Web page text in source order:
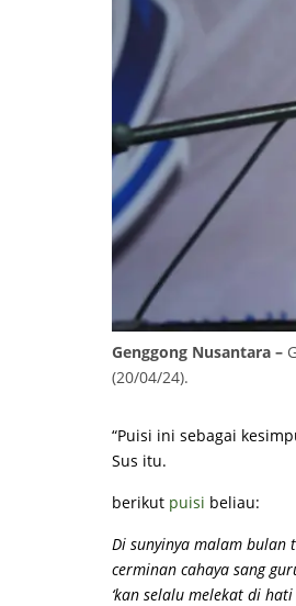
Genggong Nusantara –
(20/04/24).
“Puisi ini sebagai
Sus itu.
berikut puisi beliau:
Di sunyinya malam bulan
cerminan cahaya sang
‘kan selalu melekat di